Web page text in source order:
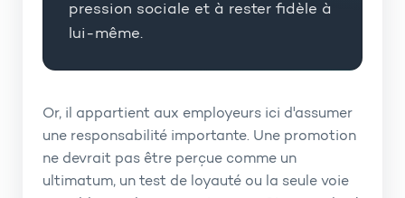
pression sociale et à rester fidèle à
lui-même.
Or, il appartient aux employeurs ici d'assumer
une responsabilité importante. Une promotion
ne devrait pas être perçue comme un
ultimatum, un test de loyauté ou la seule voie